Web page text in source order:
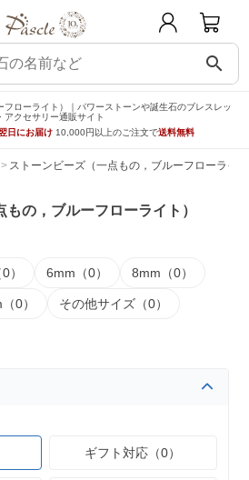
search
フローライト）｜パワーストーンや誕生石のブレスレッ
アクセサリー通販サイト
日にお届け 10,000円以上のご注文で送料無料
ストーンビーズ（一点もの，ブルーフローライ
の，ブルーフローライト）
） 6mm（0） 8mm（0）
0） その他サイズ（0）
ギフト対応（0）